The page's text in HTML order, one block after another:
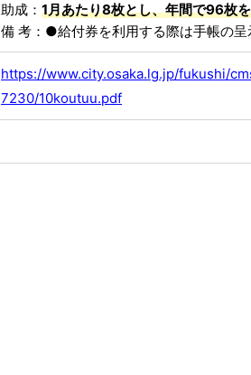
助成： 1月あたり8枚とし、年間で96枚
備 考：●給付券を利用する際は手帳の呈
https://www.city.osaka.lg.jp/fukushi/
7230/10koutuu.pdf